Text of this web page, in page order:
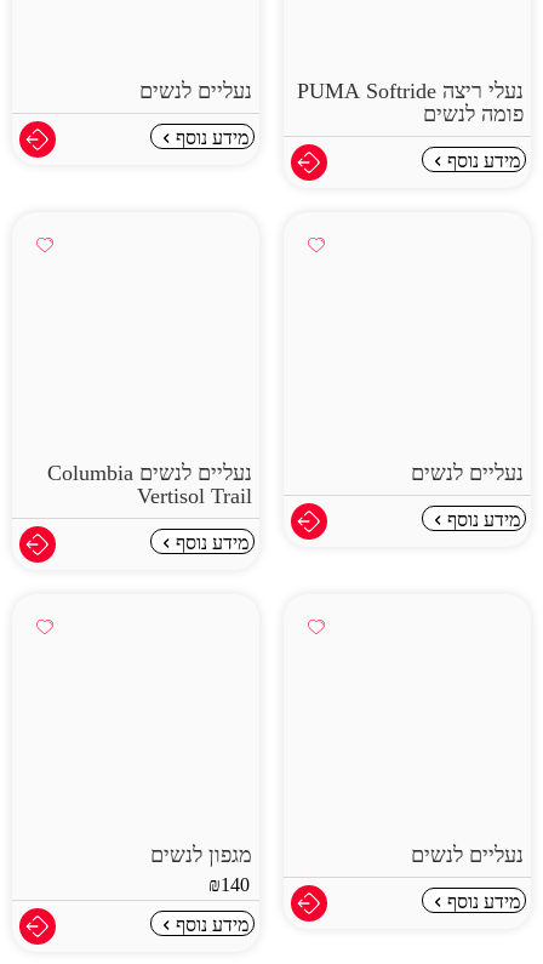
נעלי ריצה PUMA Softride
פומה לנשים
מידע נוסף
נעליים לנשים
מידע נוסף
נעליים לנשים
מידע נוסף
נעליים לנשים Columbia
Vertisol Trail
מידע נוסף
נעליים לנשים
מידע נוסף
מגפון לנשים
₪140
מידע נוסף